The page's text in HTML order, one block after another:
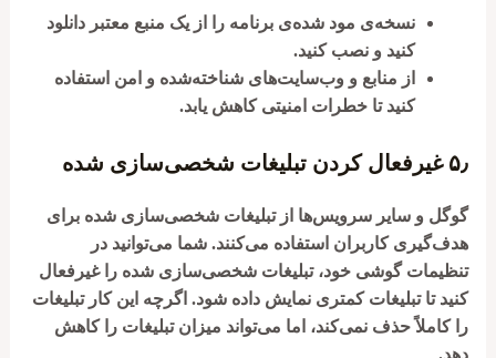
نسخه‌ی مود شده‌ی برنامه را از یک منبع معتبر دانلود
کنید و نصب کنید.
از منابع و وب‌سایت‌های شناخته‌شده و امن استفاده
کنید تا خطرات امنیتی کاهش یابد.
۵٫ غیرفعال کردن تبلیغات شخصی‌سازی شده
گوگل و سایر سرویس‌ها از تبلیغات شخصی‌سازی شده برای
هدف‌گیری کاربران استفاده می‌کنند. شما می‌توانید در
تنظیمات گوشی خود، تبلیغات شخصی‌سازی شده را غیرفعال
کنید تا تبلیغات کمتری نمایش داده شود. اگرچه این کار تبلیغات
را کاملاً حذف نمی‌کند، اما می‌تواند میزان تبلیغات را کاهش
دهد.